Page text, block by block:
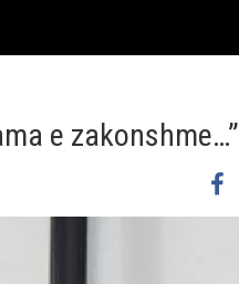
e zakonshme…”